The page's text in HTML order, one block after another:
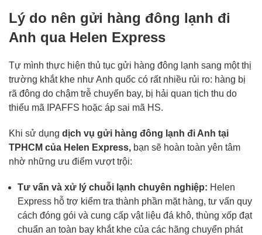
Lý do nên gửi hàng đông lạnh đi
Anh qua Helen Express
Tự mình thực hiện thủ tục gửi hàng đông lạnh sang một thị
trường khắt khe như Anh quốc có rất nhiều rủi ro: hàng bị
rã đông do chậm trễ chuyến bay, bị hải quan tịch thu do
thiếu mã IPAFFS hoặc áp sai mã HS.
Khi sử dụng dịch vụ gửi hàng đông lạnh đi Anh tại
TPHCM của Helen Express, bạn sẽ hoàn toàn yên tâm
nhờ những ưu điểm vượt trội:
Tư vấn và xử lý chuỗi lạnh chuyên nghiệp: Helen
Express hỗ trợ kiểm tra thành phần mặt hàng, tư vấn quy
cách đóng gói và cung cấp vật liệu đá khô, thùng xốp đạt
chuẩn an toàn bay khắt khe của các hãng chuyển phát